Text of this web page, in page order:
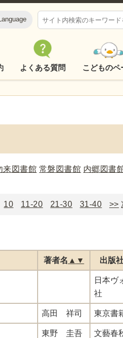
よくある質問 こどものペ
来図書館 常磐図書館 内郷図書
10 11-20 21-30 31-40 >>
著者名 ▲ ▼ 出版
日本ヴ
社
高田 祥司 東京書
東野 圭吾 文藝春